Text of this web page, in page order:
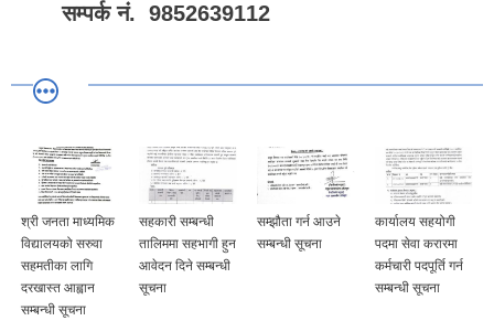
सम्पर्क नं. 9852639112
श्री जनता माध्यमिक
विद्यालयको सरुवा
सहमतीका लागि
दरखास्त आह्वान
सम्बन्धी सूचना
सहकारी सम्बन्धी
तालिममा सहभागी हुन
आवेदन दिने सम्बन्धी
सूचना
सम्झौता गर्न आउने
सम्बन्धी सूचना
कार्यालय सहयोगी
पदमा सेवा करारमा
कर्मचारी पदपूर्ति गर्न
सम्बन्धी सूचना